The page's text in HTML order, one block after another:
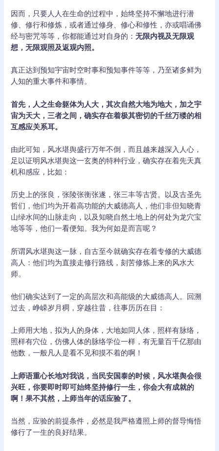
因而，只要人人在生命的过程中，始终坚持不懈地进行潜
修、修行和修炼，或者通过修身、修心和修性，亦或唱诵佛
经与密咒等等，你都能通过对自身的：无限内视及无限观
想，无限观照及返观内照。
真正达到预知宇宙时空时事和预知事件等等，乃至诸多鲜为
人知的重大事件和事情。
首先，人之生命躯体为人大，其次自然大地为地大，加之宇
宙为天大，三者之间，确实存在着极其密切的千丝万缕的相
互感应关系耳。
由此可知，风水堪舆盛行万年不倒，而且越来越深入人心，
足以证明风水堪舆这一玄奥的特种行业，确实存在着先天真
机和感应，比如：
历史上的张良，张陵张衡张遂，张三丰等古贤。以及古圣先
哲们，他们均为开着高功能的大威德高人，他们非但知晓青
山绿水间的山脉走向，以及知晓自然土地上的何处为龙穴宝
地等等，他们一看便知。我为何如是而言呢？
所谓风水堪舆这一脉，自古至今就确实存在着专修的大威德
高人：他们均为直接走修行路线，刻苦修炼上来的风水大
师。
他们确实达到了一定的高层次和高能级的大威德高人。回溯
过去，峥嵘岁月稠，穿越往昔，往事历历在目：
上师用大地，拟为人的身体，大地如同人体，照样有脉络，
照样有穴位，仿佛人体的脉络学位一样，有无量百千亿那由
他数，一般凡人是看不见和摸不着的啊！
上师语重心长地对我说，当民安国泰的时候，风水堪舆会很
兴旺，你要即时即可始终坚持修行一生，你会大有成就的
啊！果不其然，上师当年的话应验了。
当然，应验的前提条件，必然是我严格遵照上师的督导悔悟
修行了一生的良好结果。